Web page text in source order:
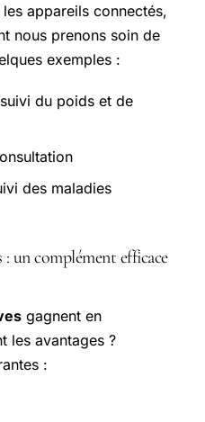
appareils connectés,
nous prenons soin de
exemples :
du poids et de
des maladies
un complément efficace
gagnent en
les avantages ?
: